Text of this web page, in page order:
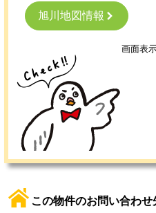
旭川地図情報
画面表
この物件のお問い合わせ